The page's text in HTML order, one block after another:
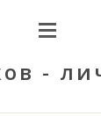
-